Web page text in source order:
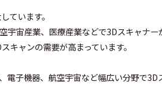
ています。
宙産業、医療産業などで3Dスキャナー
キャンの需要が高まっています。
子機器、航空宇宙など幅広い分野で3D